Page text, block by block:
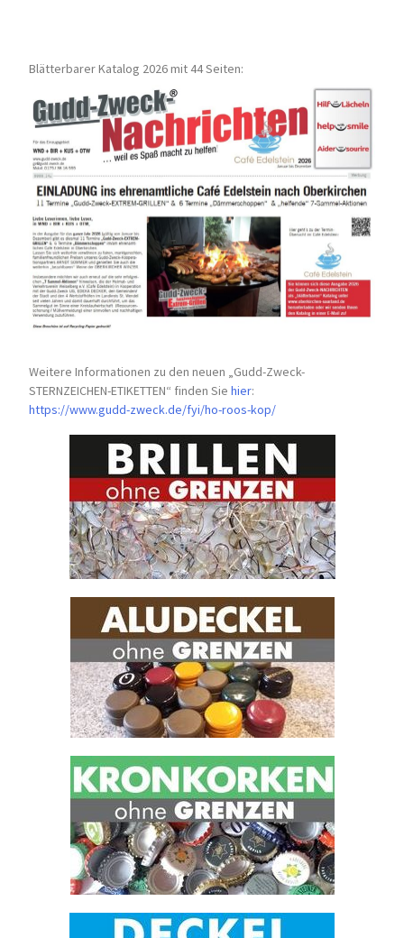
Blätterbarer Katalog 2026 mit 44 Seiten:
Weitere Informationen zu den neuen „Gudd-Zweck-
STERNZEICHEN-ETIKETTEN“ finden Siehier:
https://www.gudd-zweck.de/fyi/ho-roos-kop/